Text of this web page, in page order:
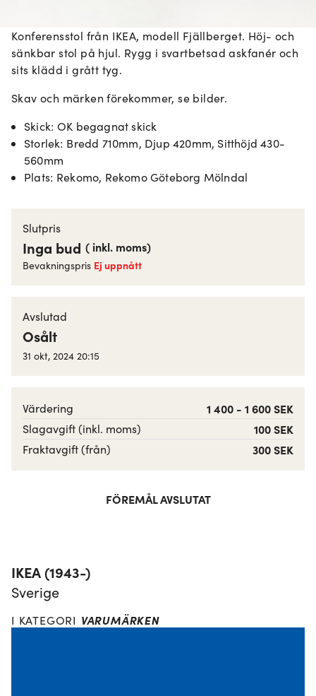
Konferensstol från IKEA, modell Fjällberget. Höj- och
sänkbar stol på hjul. Rygg i svartbetsad askfanér och
sits klädd i grått tyg.
Skav och märken förekommer, se bilder.
Skick: OK begagnat skick
Storlek: Bredd 710mm, Djup 420mm, Sitthöjd 430-
560mm
Plats: Rekomo, Rekomo Göteborg Mölndal
Slutpris
Inga bud ( inkl. moms)
Bevakningspris Ej uppnått
Avslutad
Osålt
31 okt, 2024 20:15
Värdering 1 400 - 1 600 SEK
Slagavgift (inkl. moms) 100 SEK
Fraktavgift (från) 300 SEK
FÖREMÅL AVSLUTAT
IKEA (1943-)
Sverige
I KATEGORI VARUMÄRKEN